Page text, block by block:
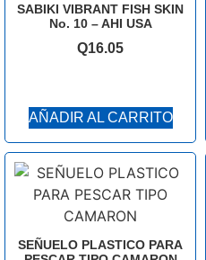
SABIKI VIBRANT FISH SKIN
No. 10 – AHI USA
Q16.05
AÑADIR AL CARRITO
SEÑUELO PLASTICO PARA